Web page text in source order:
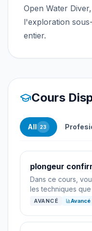
Open Water
l'exploration
entier.
Cours
All 23
plongeur
Dans ce cours,
les techniques
dans le cours
Ce cours est
AVANCÉ Avancé